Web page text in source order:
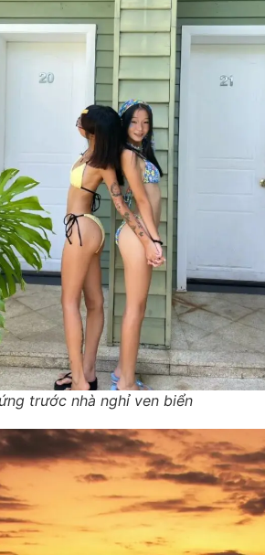
trước nhà nghỉ ven biển